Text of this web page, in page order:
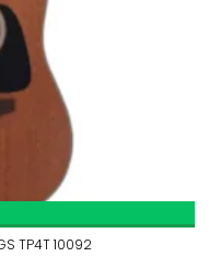
TP4T 10092